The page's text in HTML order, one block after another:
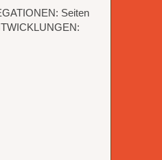
Seiten